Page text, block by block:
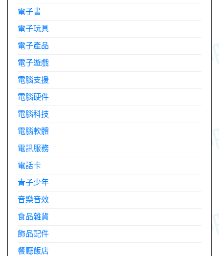
電子書
電子玩具
電子產品
電子遊戲
電腦支援
電腦硬件
電腦科技
電腦軟體
電訊服務
電話卡
青子少年
音樂音效
食品雜貨
飾品配件
餐廳飯店